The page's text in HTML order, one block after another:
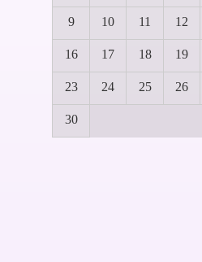
9 10 11 12
16 17 18 19
23 24 25 26
30